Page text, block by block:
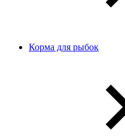
Корма для рыбок